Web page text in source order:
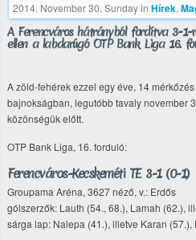
2014. November 30. Sundayin Hírek,
A Ferencváros hátrányból fordítva 3-
ellen a labdarúgó OTP Bank Liga 16.
A zöld-fehérek ezzel egy éve, 14
bajnokságban, legutóbb tavaly november
közönségük előtt.
OTP Bank Liga, 16. forduló:
Ferencváros-Kecskeméti TE 3-1 (0-1)
Groupama Aréna, 3627 néző, v.: Erdős
gólszerzők: Lauth (54., 68.), Lamah (62.),
sárga lap: Nalepa (41.), illetve Karan (57.),